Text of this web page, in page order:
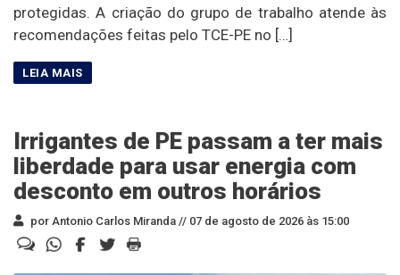
protegidas. A criação do grupo de trabalho atende às
recomendações feitas pelo TCE-PE no […]
Irrigantes de PE passam a ter mais
liberdade para usar energia com
desconto em outros horários
por Antonio Carlos Miranda // 07 de agosto de 2026 às 15:00